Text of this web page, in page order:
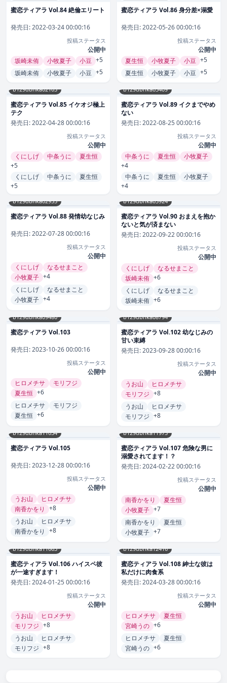
蜜恋ティアラ Vol.84 絶倫エリート
発売日:2022-03-24 00:00:16
投稿ステータス
公開中
坂崎未侑
小牧夏子 小豆 +5
坂崎未侑
小牧夏子 小豆 +5
蜜恋ティアラ Vol.86 身分差×溺愛
発売日:2022-05-26 00:00:16
投稿ステータス
公開中
夏生恒
小牧夏子 小豆 +5
夏生恒
小牧夏子 小豆 +5
b129dbnka02103
蜜恋ティアラ Vol.85 イケオジ極上
テク
発売日:2022-04-28 00:00:16
投稿ステータス
公開中
くにしげ
中条うに
夏生恒
+5
くにしげ
中条うに
夏生恒
+5
b129dbnka03409
蜜恋ティアラ Vol.89 イクまでやめ
ない
発売日:2022-08-25 00:00:16
投稿ステータス
公開中
中条うに
夏生恒
小牧夏子
+4
中条うに
夏生恒
小牧夏子
+4
b129dbnka02935
蜜恋ティアラ Vol.88 発情幼なじみ
発売日:2022-07-28 00:00:16
投稿ステータス
公開中
くにしげ
なるせまこと
小牧夏子 +4
くにしげ
なるせまこと
小牧夏子 +4
b129dbnka03924
蜜恋ティアラ Vol.90 おまえを抱か
ないと気が済まない
発売日:2022-09-22 00:00:16
投稿ステータス
公開中
くにしげ
なるせまこと
坂崎未侑 +6
くにしげ
なるせまこと
坂崎未侑 +6
b129dbnka09480
蜜恋ティアラ Vol.103
発売日:2023-10-26 00:00:16
投稿ステータス
公開中
ヒロメチサ
モリフジ
夏生恒 +6
ヒロメチサ
モリフジ
夏生恒 +6
b129dbnka08794
蜜恋ティアラ Vol.102 幼なじみの
甘い束縛
発売日:2023-09-28 00:00:16
投稿ステータス
公開中
うお山
ヒロメチサ
モリフジ +8
うお山
ヒロメチサ
モリフジ +8
b129dbnka11034
蜜恋ティアラ Vol.105
発売日:2023-12-28 00:00:16
投稿ステータス
公開中
うお山
ヒロメチサ
南香かをり
+8
うお山
ヒロメチサ
南香かをり
+8
b129dbnka11973
蜜恋ティアラ Vol.107 危険な男に
溺愛されてます！？
発売日:2024-02-22 00:00:16
投稿ステータス
公開中
南香かをり
夏生恒
小牧夏子 +7
南香かをり
夏生恒
小牧夏子 +7
b129dbnka11663
蜜恋ティアラ Vol.106 ハイスペ彼
が一途すぎます！
発売日:2024-01-25 00:00:16
投稿ステータス
公開中
うお山
ヒロメチサ
モリフジ +8
うお山
ヒロメチサ
モリフジ +8
b129dbnka12416
蜜恋ティアラ Vol.108 紳士な彼は
私だけに肉食系
発売日:2024-03-28 00:00:16
投稿ステータス
公開中
ヒロメチサ
夏生恒
宮崎うの +6
ヒロメチサ
夏生恒
宮崎うの +6